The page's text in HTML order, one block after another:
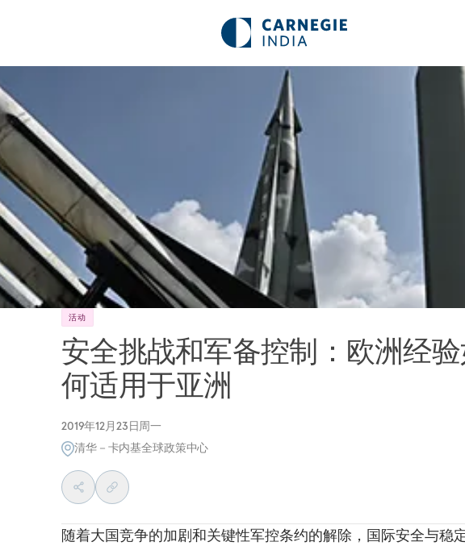
活动
安全挑战和军备控制：欧洲经
何适用于亚洲
2019年12月23日周一
清华－卡内基全球政策中心
随着大国竞争的加剧和关键性军控条约的解除，国际安全与稳